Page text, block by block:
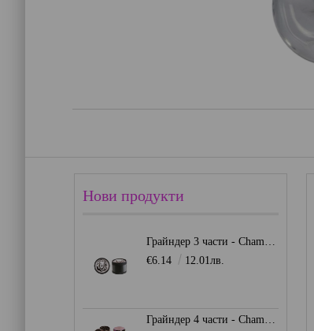
Нови продукти
Грайндер 3 части - Champ Mini Lion
€6.14
12.01лв.
Грайндер 4 части - Champ High 39мм.